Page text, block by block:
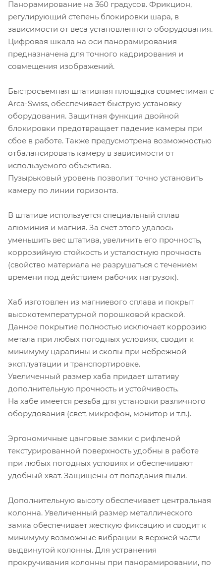
Панорамирование на 360 градусов. Фрикцион,
регулирующий степень блокировки шара, в
зависимости от веса установленного оборудования.
Цифровая шкала на оси панорамирования
предназначена для точного кадрирования и
совмещения изображений.
Быстросъемная штативная площадка совместимая с
Arca-Swiss, обеспечивает быструю установку
оборудования. Защитная функция двойной
блокировки предотвращает падение камеры при
сбое в работе. Также предусмотрена возможностью
отбалансировать камеру в зависимости от
используемого объектива.
Пузырьковый уровень позволит точно установить
камеру по линии горизонта.
В штативе используется специальный сплав
алюминия и магния. За счет этого удалось
уменьшить вес штатива, увеличить его прочность,
коррозийную стойкость и усталостную прочность
(свойство материала не разрушаться с течением
времени под действием рабочих нагрузок).
Хаб изготовлен из магниевого сплава и покрыт
высокотемпературной порошковой краской.
Данное покрытие полностью исключает коррозию
метала при любых погодных условиях, сводит к
минимуму царапины и сколы при небрежной
эксплуатации и транспортировке.
Увеличенный размер хаба придает штативу
дополнительную прочность и устойчивость.
На хабе имеется резьба для установки различного
оборудования (свет, микрофон, монитор и т.п.).
Эргономичные цанговые замки с рифленой
текстурированной поверхность удобны в работе
при любых погодных условиях и обеспечивают
удобный хват. Защищены от попадания пыли.
Дополнительную высоту обеспечивает центральная
колонна. Увеличенный размер металлического
замка обеспечивает жесткую фиксацию и сводит к
минимуму возможные вибрации в верхней части
выдвинутой колонны. Для устранения
прокручивания колонны при панорамировании, по